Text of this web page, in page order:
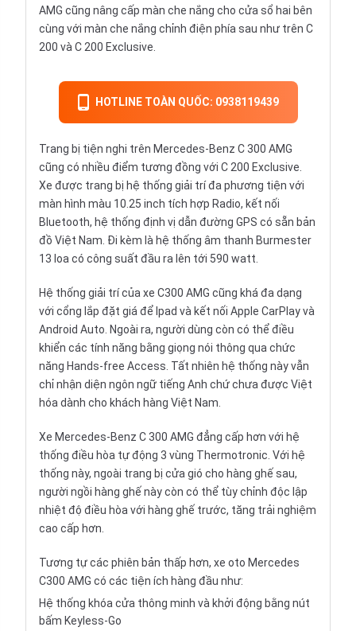
AMG cũng nâng cấp màn che nắng cho cửa sổ hai bên
cùng với màn che nắng chỉnh điện phía sau như trên C
200 và C 200 Exclusive.
HOTLINE TOÀN QUỐC: 0938119439
Trang bị tiện nghi trên Mercedes-Benz C 300 AMG
cũng có nhiều điểm tương đồng với C 200 Exclusive.
Xe được trang bị hệ thống giải trí đa phương tiện với
màn hình màu 10.25 inch tích hợp Radio, kết nối
Bluetooth, hệ thống định vị dẫn đường GPS có sẵn bản
đồ Việt Nam. Đi kèm là hệ thống âm thanh Burmester
13 loa có công suất đầu ra lên tới 590 watt.
Hệ thống giải trí của xe C300 AMG cũng khá đa dạng
với cổng lắp đặt giá để Ipad và kết nối Apple CarPlay và
Android Auto. Ngoài ra, người dùng còn có thể điều
khiển các tính năng bằng giọng nói thông qua chức
năng Hands-free Access. Tất nhiên hệ thống này vẫn
chỉ nhận diện ngôn ngữ tiếng Anh chứ chưa được Việt
hóa dành cho khách hàng Việt Nam.
Xe Mercedes-Benz C 300 AMG đẳng cấp hơn với hệ
thống điều hòa tự động 3 vùng Thermotronic. Với hệ
thống này, ngoài trang bị cửa gió cho hàng ghế sau,
người ngồi hàng ghế này còn có thể tùy chỉnh độc lập
nhiệt độ điều hòa với hàng ghế trước, tăng trải nghiệm
cao cấp hơn.
Tương tự các phiên bản thấp hơn, xe oto Mercedes
C300 AMG có các tiện ích hàng đầu như:
Hệ thống khóa cửa thông minh và khởi động bằng nút
bấm Keyless-Go